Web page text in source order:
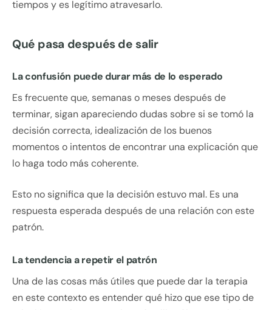
tiempos y es legítimo atravesarlo.
Qué pasa después de salir
La confusión puede durar más de lo esperado
Es frecuente que, semanas o meses después de
terminar, sigan apareciendo dudas sobre si se tomó la
decisión correcta, idealización de los buenos
momentos o intentos de encontrar una explicación que
lo haga todo más coherente.
Esto no significa que la decisión estuvo mal. Es una
respuesta esperada después de una relación con este
patrón.
La tendencia a repetir el patrón
Una de las cosas más útiles que puede dar la terapia
en este contexto es entender qué hizo que ese tipo de